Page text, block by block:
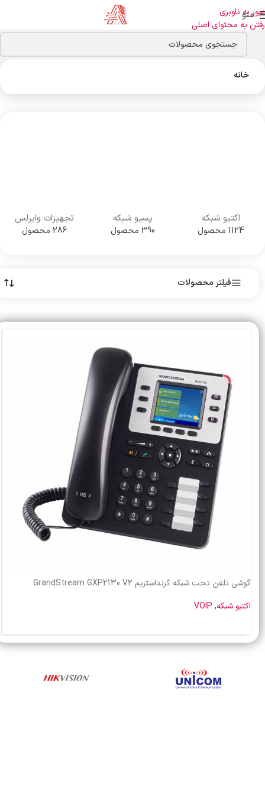
عبور به ناوبری
رفتن به محتوای اصلی
منو
خانه
اکتیو شبکه
1124 محصول
پسیو شبکه
390 محصول
تجهیزات وایرلس
286 محصول
فیلتر محصولات
گوشی تلفن تحت شبکه گرنداستریم GrandStream GXP2130 V2
اکتیو شبکه,
VOIP